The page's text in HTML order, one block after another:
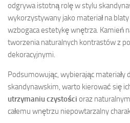
odgrywa istotną rolę w stylu
wykorzystywany jako materiał na
wzbogaca estetykę wnętrza. Kamień
tworzenia naturalnych kontrastów z
dekoracyjnymi.
Podsumowując, wybierając materiały
skandynawskim, warto kierować się
utrzymaniu czystości oraz
całemu wnętrzu niepowtarzalny